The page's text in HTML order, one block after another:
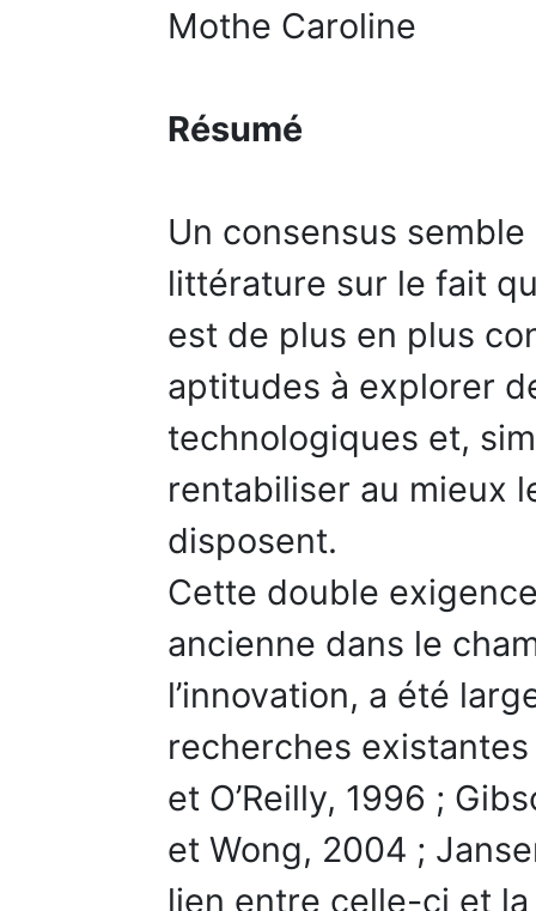
Mothe Caroline
Résumé
Un consensus
littérature sur le fait
est de plus en plus
aptitudes à explorer
technologiques et,
rentabiliser au mieux
disposent.
Cette double
ancienne dans le
l’innovation, a été
recherches existantes
et O’Reilly, 1996 ;
et Wong, 2004 ;
lien entre celle-ci et